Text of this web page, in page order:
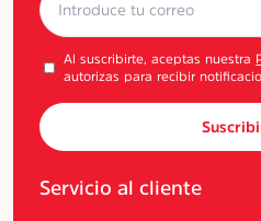
Al suscribirte, aceptas nuestra
autorizas para recibir
Servicio al cliente